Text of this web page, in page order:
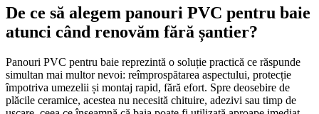
De ce să alegem panouri PVC pentru baie
atunci când renovăm fără șantier?
Panouri PVC pentru baie reprezintă o soluție practică ce răspunde
simultan mai multor nevoi: reîmprospătarea aspectului, protecție
împotriva umezelii și montaj rapid, fără efort. Spre deosebire de
plăcile ceramice, acestea nu necesită chituire, adezivi sau timp de